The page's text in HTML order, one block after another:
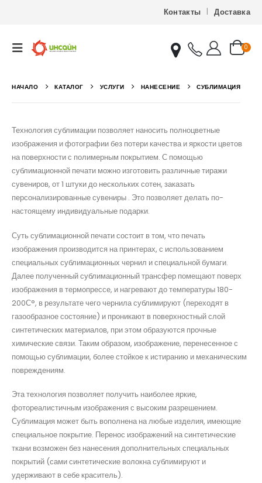
Контакты Доставка
0
НАЧАЛО КАТАЛОГ УСЛУГИ НАНЕСЕНИЕ СУБЛИМАЦИЯ
Технология сублимации позволяет наносить полноцветные
изображения и фотографии без потери качества и яркости цветов
на поверхности с полимерным покрытием. С помощью
сублимационной печати можно изготовить различные тиражи
сувениров, от 1 штуки до нескольких сотен, заказать
персонализированные сувениры . Это позволяет делать по-
настоящему индивидуальные подарки.
Суть сублимационной печати состоит в том, что печать
изображения производится на принтерах, с использованием
специальных сублимационных чернил и специальной бумаги.
Далее полученный сублимационный трансфер помещают поверх
изображения в термопрессе, и нагревают до температуры 180-
200С°, в результате чего чернила сублимируют (переходят в
газообразное состояние) и проникают в поверхностный слой
синтетических материалов, при этом образуются прочные
химические связи. Таким образом, изображение, перенесенное с
помощью сублимации, более стойкое к истиранию и механическим
повреждениям.
Эта технология позволяет получить наиболее яркие,
фотореалистичным изображения с высоким разрешением.
Сублимация может быть вополнена на любые изделия, имеющие
специальное покрытие. Перенос изображений на синтетические
ткани возможен без нанесения дополнительных специальных
покрытий (сами синтетические волокна сублимируют и
удерживают в себе краситель).